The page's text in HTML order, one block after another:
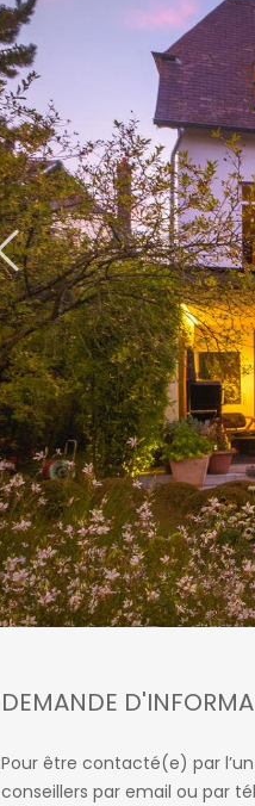
DEMANDE
Pour être contacté(e) par
conseillers par email ou par